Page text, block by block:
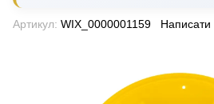
Артикул: WIX_0000001159 Написати